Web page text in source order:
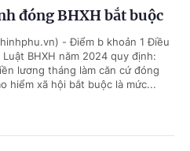
đóng BHXH bắt buộc
- Điểm b khoản 1 Điều
Luật BHXH năm 2024 quy định:
lương tháng làm căn cứ đóng
hiểm xã hội bắt buộc là mức...